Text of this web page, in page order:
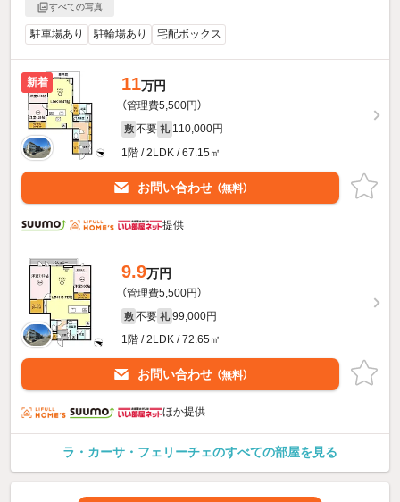
すべての写真
駐車場あり 駐輪場あり 宅配ボックス
新着 11万円
（管理費5,500円）
敷 不要 礼 110,000円
1階 / 2LDK / 67.15㎡
お問い合わせ （無料）
提供
9.9万円
（管理費5,500円）
敷 不要 礼 99,000円
1階 / 2LDK / 72.65㎡
お問い合わせ （無料）
ほか提供
ラ・カーサ・フェリーチェのすべての部屋を見る